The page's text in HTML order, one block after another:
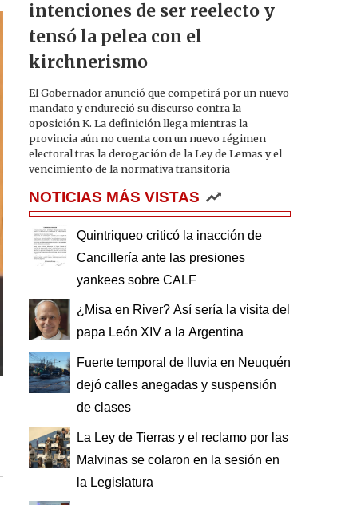
intenciones de ser reelecto y
tensó la pelea con el
kirchnerismo
El Gobernador anunció que competirá por un nuevo
mandato y endureció su discurso contra la
oposición K. La definición llega mientras la
provincia aún no cuenta con un nuevo régimen
electoral tras la derogación de la Ley de Lemas y el
vencimiento de la normativa transitoria
NOTICIAS MÁS VISTAS
Quintriqueo criticó la inacción de
Cancillería ante las presiones
yankees sobre CALF
¿Misa en River? Así sería la visita del
papa León XIV a la Argentina
Fuerte temporal de lluvia en Neuquén
dejó calles anegadas y suspensión
de clases
La Ley de Tierras y el reclamo por las
Malvinas se colaron en la sesión en
la Legislatura